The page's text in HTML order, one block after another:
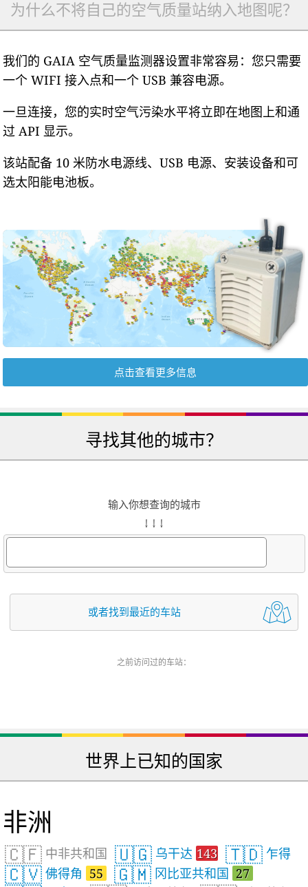
为什么不将自己的空气质量站纳入地图呢？
我们的 GAIA 空气质量监测器设置非常容易：您只需要
一个 WIFI 接入点和一个 USB 兼容电源。
一旦连接，您的实时空气污染水平将立即在地图上和通
过 API 显示。
该站配备 10 米防水电源线、USB 电源、安装设备和可
选太阳能电池板。
点击查看更多信息
寻找其他的城市？
输入你想查询的城市
↓ ↓ ↓
或者找到最近的车站
之前访问过的车站：
世界上已知的国家
非洲
🇨🇫 中非共和国 🇺🇬 乌干达 143 🇹🇩 乍得
🇨🇻 佛得角 55 🇬🇲 冈比亚共和国 27